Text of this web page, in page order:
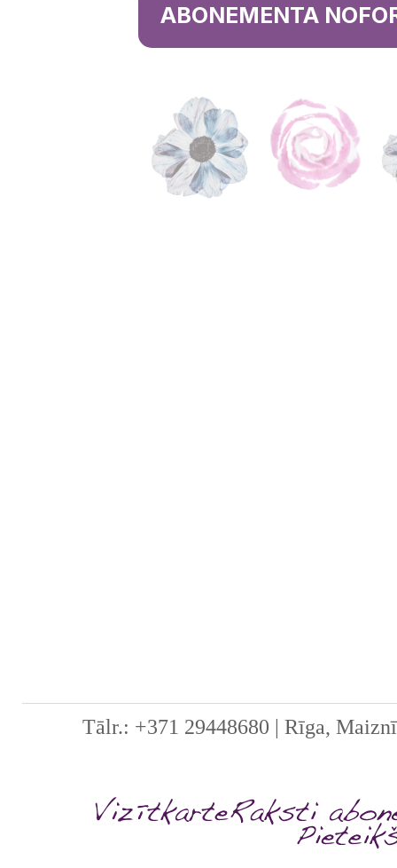
„argumenti”, ka
jumts. Jo, kā jau
traģēdija notika
es...
Manuprāt, nav
ABONEMENTA
Tālr.: +371 29448680 | Rīga,